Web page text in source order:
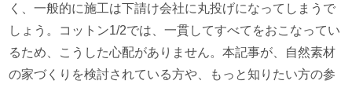
く、一般的に施工は下請け会社に丸投げになってしまうで
しょう。コットン1/2では、一貫してすべてをおこなってい
るため、こうした心配がありません。本記事が、自然素材
の家づくりを検討されている方や、もっと知りたい方の参